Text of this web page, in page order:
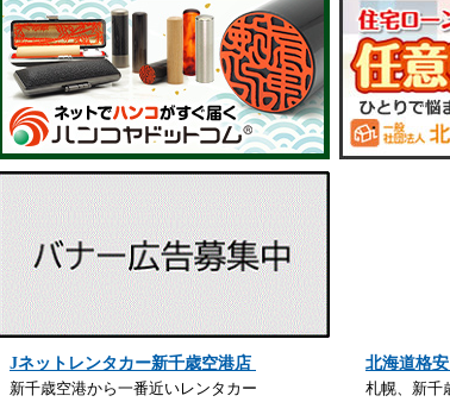
Jネットレンタカー新千歳空港店
新千歳空港から一番近いレンタカー
北海道格
札幌、新千